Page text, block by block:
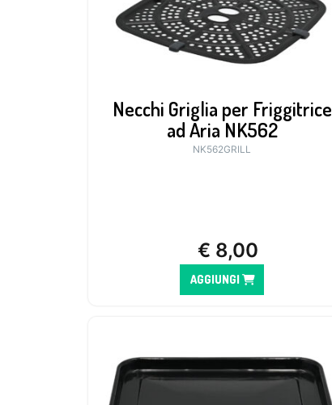
Necchi Griglia per Friggitrice
ad Aria NK562
NK562GRILL
€ 8,00
AGGIUNGI